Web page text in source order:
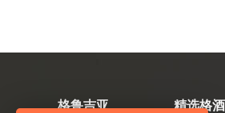
格鲁吉亚 精选格酒